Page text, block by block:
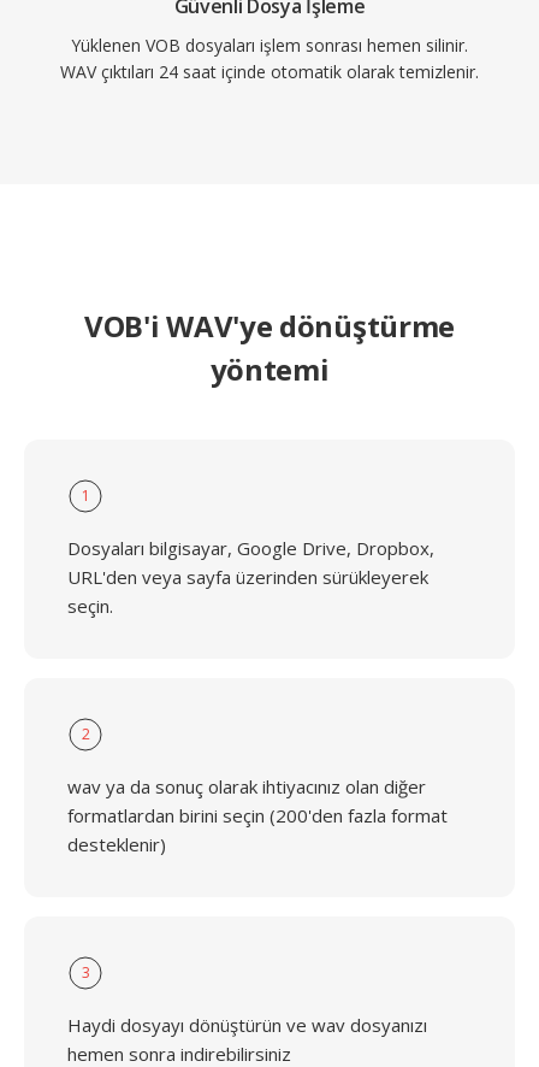
Güvenli Dosya İşleme
Yüklenen VOB dosyaları işlem sonrası hemen silinir.
WAV çıktıları 24 saat içinde otomatik olarak temizlenir.
VOB'i WAV'ye dönüştürme
yöntemi
1
Dosyaları bilgisayar, Google Drive, Dropbox,
URL'den veya sayfa üzerinden sürükleyerek
seçin.
2
wav ya da sonuç olarak ihtiyacınız olan diğer
formatlardan birini seçin (200'den fazla format
desteklenir)
3
Haydi dosyayı dönüştürün ve wav dosyanızı
hemen sonra indirebilirsiniz